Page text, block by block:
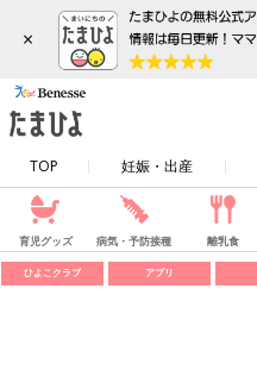
×
TOP 妊娠・出産
育児グッズ 病気・予防接種 離乳食
ひよこクラブ アプリ